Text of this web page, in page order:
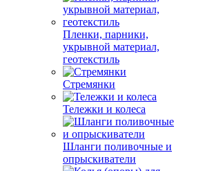
Пленки, парники,
укрывной материал,
геотекстиль
Стремянки
Тележки и колеса
Шланги поливочные и
опрыскиватели